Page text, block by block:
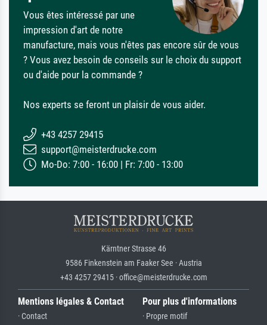
Vous êtes intéressé par une
impression d'art de notre
manufacture, mais vous n'êtes pas encore sûr de vous
? Vous avez besoin de conseils sur le choix du support
ou d'aide pour la commande ?
Nos experts se feront un plaisir de vous aider.
+43 4257 29415
support@meisterdrucke.com
Mo-Do: 7:00 - 16:00 | Fr: 7:00 - 13:00
Kärntner Strasse 46
9586 Finkenstein am Faaker See · Austria
+43 4257 29415 · office@meisterdrucke.com
Mentions légales & Contact
· Contact
Pour plus d'informations
· Propre motif